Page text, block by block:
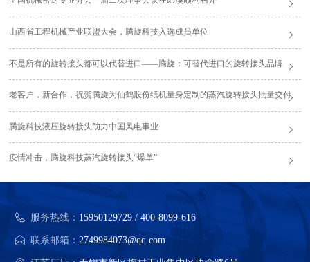
山西省工程机械产业联盟大会，腾旋科技入选成员单位
不是所有的旋转接头都可以代替进口——腾旋：可替代进口的旋转接头品牌
老客户，新合作，祝贺腾旋为仙鹤股份纸机量身定制的蒸汽旋转接头批量交付
腾旋科技液压旋转接头助力中国风电事业
疫情冲击，腾旋科技蒸汽旋转接头“爆单”
服务热线： 15950129729 / 400-8099-616
联系邮箱： 2749984073@qq.com